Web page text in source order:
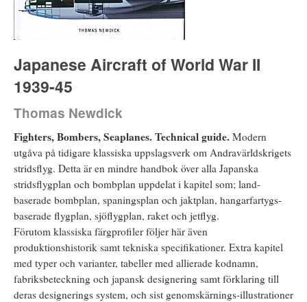
Japanese Aircraft of World War II
1939-45
Thomas Newdick
Fighters, Bombers, Seaplanes. Technical guide. Modern
utgåva på tidigare klassiska uppslagsverk om Andravärldskrigets
stridsflyg. Detta är en mindre handbok över alla Japanska
stridsflygplan och bombplan uppdelat i kapitel som; land-
baserade bombplan, spaningsplan och jaktplan, hangarfartygs-
baserade flygplan, sjöflygplan, raket och jetflyg.
Förutom klassiska färgprofiler följer här även
produktionshistorik samt tekniska specifikationer. Extra kapitel
med typer och varianter, tabeller med allierade kodnamn,
fabriksbeteckning och japansk designering samt förklaring till
deras designerings system, och sist genomskärnings-illustrationer